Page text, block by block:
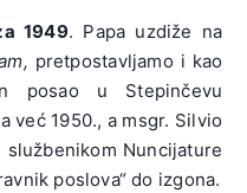
1949. Papa uzdiže na
pretpostavljamo i kao
posao u Stepinčevu
već 1950., a msgr. Silvio
službenikom Nuncijature
poslova“ do izgona.